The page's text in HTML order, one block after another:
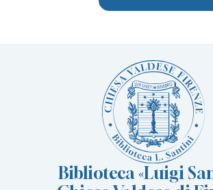
Biblioteca «Luigi